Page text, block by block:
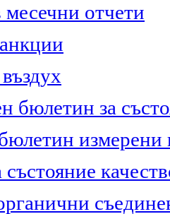
отчети
бюлетин за
състояние